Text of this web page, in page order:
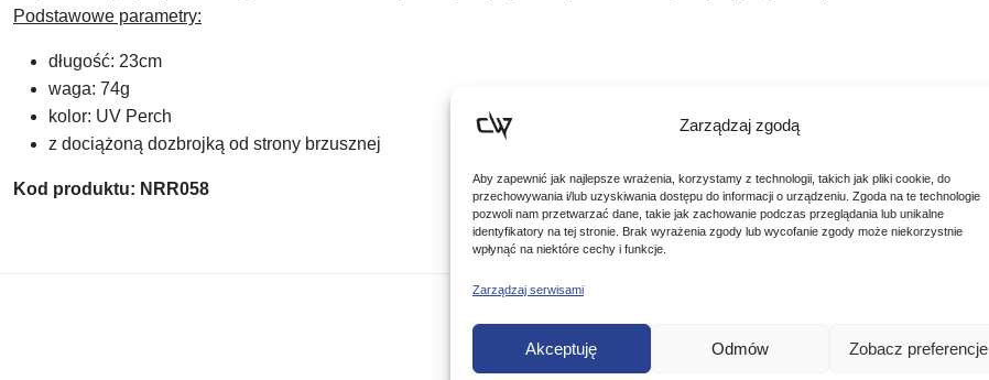
Zarządzaj zgodą
Aby zapewnić jak najlepsze wrażenia, korzystamy z technologii, takich jak pliki cookie, do
przechowywania i/lub uzyskiwania dostępu do informacji o urządzeniu. Zgoda na te technologie
pozwoli nam przetwarzać dane, takie jak zachowanie podczas przeglądania lub unikalne
identyfikatory na tej stronie. Brak wyrażenia zgody lub wycofanie zgody może niekorzystnie
wpłynąć na niektóre cechy i funkcje.
Zarządzaj serwisami
Akceptuję Odmów Zobacz preferencje
Podstawowe parametry:
długość: 23cm
waga: 74g
kolor: UV Perch
z dociążoną dozbrojką od strony brzusznej
Kod produktu: NRR058
Podobne produkty